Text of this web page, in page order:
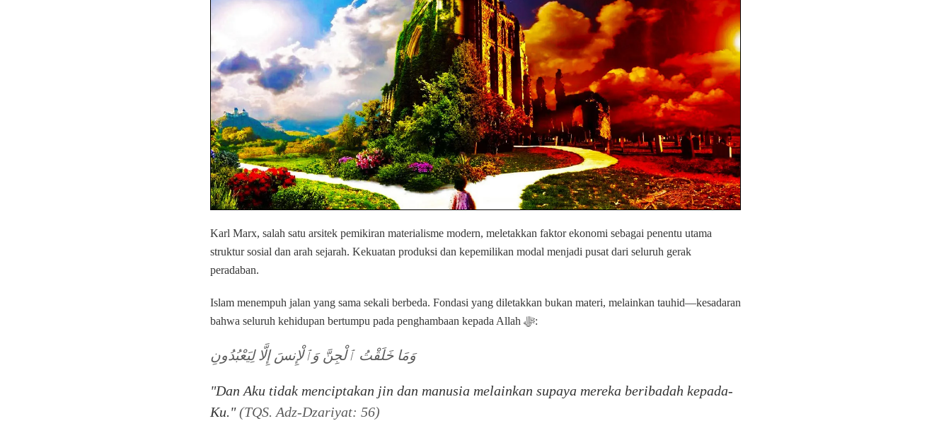
Karl Marx, salah satu arsitek pemikiran materialisme modern, meletakkan faktor ekonomi sebagai penentu utama
struktur sosial dan arah sejarah. Kekuatan produksi dan kepemilikan modal menjadi pusat dari seluruh gerak
peradaban.
Islam menempuh jalan yang sama sekali berbeda. Fondasi yang diletakkan bukan materi, melainkan tauhid—kesadaran
bahwa seluruh kehidupan bertumpu pada penghambaan kepada Allah ﷻ:
وَمَا خَلَقْتُ ٱلْجِنَّ وَٱلْإِنسَ إِلَّا لِيَعْبُدُونِ
"Dan Aku tidak menciptakan jin dan manusia melainkan supaya mereka beribadah kepada-
Ku."(TQS. Adz-Dzariyat: 56)